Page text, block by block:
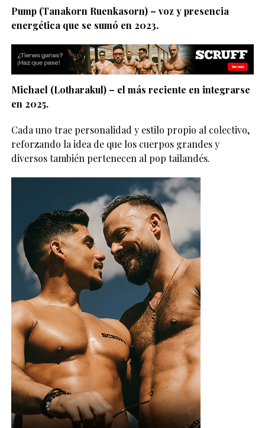
Pump (Tanakorn Ruenkasorn) – voz y presencia
energética que se sumó en 2023.
Michael (Lotharakul) – el más reciente en integrarse
en 2025.
Cada uno trae personalidad y estilo propio al colectivo,
reforzando la idea de que los cuerpos grandes y
diversos también pertenecen al pop tailandés.